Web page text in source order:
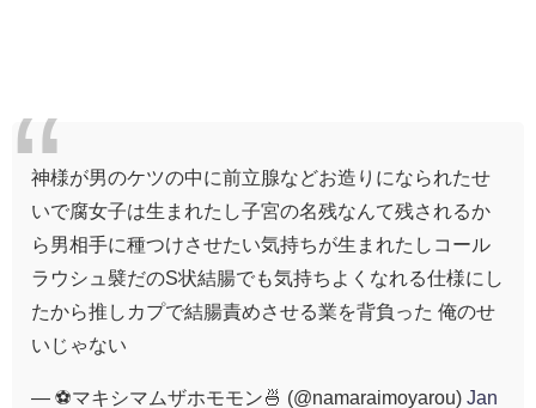
神様が男のケツの中に前立腺などお造りになられたせ
いで腐女子は生まれたし子宮の名残なんて残されるか
ら男相手に種つけさせたい気持ちが生まれたしコール
ラウシュ襞だのS状結腸でも気持ちよくなれる仕様にし
たから推しカプで結腸責めさせる業を背負った 俺のせ
いじゃない
— ⚽️マキシマムザホモモン🍜 (@namaraimoyarou) Jan